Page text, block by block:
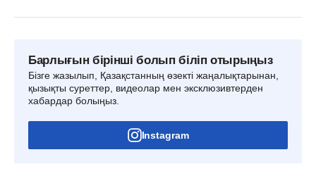
Барлығын бірінші болып біліп отырыңыз
Бізге жазылып, Қазақстанның өзекті жаңалықтарынан,
қызықты суреттер, видеолар мен эксклюзивтерден
хабардар болыңыз.
Instagram